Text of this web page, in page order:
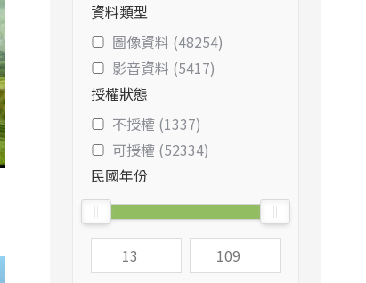
資料類型
圖像資料 (48254)
影音資料 (5417)
授權狀態
不授權 (1337)
可授權 (52334)
民國年份